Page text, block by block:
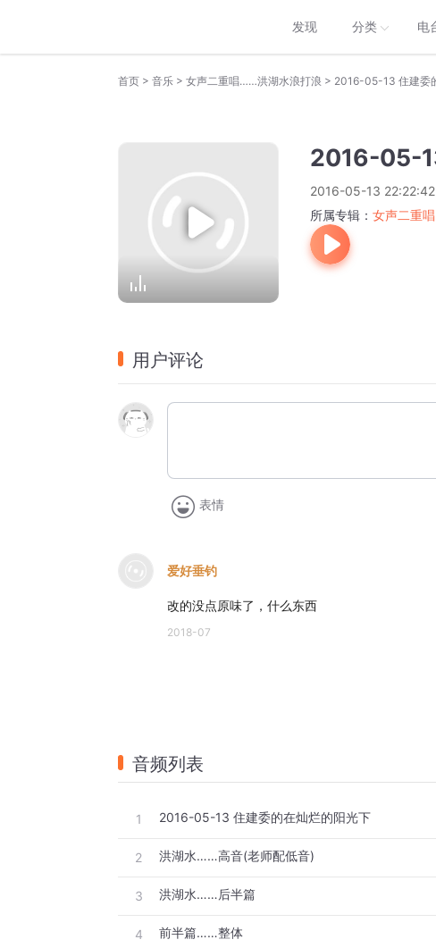
发现 分类 电
首页 > 音乐 > 女声二重唱……洪湖水浪打浪 > 2016-05-13 住建委
2016-05-
2016-05-13 22:22:42
所属专辑： 女声二重
用户评论
表情
爱好垂钓
改的没点原味了，什么东西
2018-07
音频列表
1 2016-05-13 住建委的在灿烂的阳光下
2 洪湖水……高音(老师配低音)
3 洪湖水……后半篇
4 前半篇……整体